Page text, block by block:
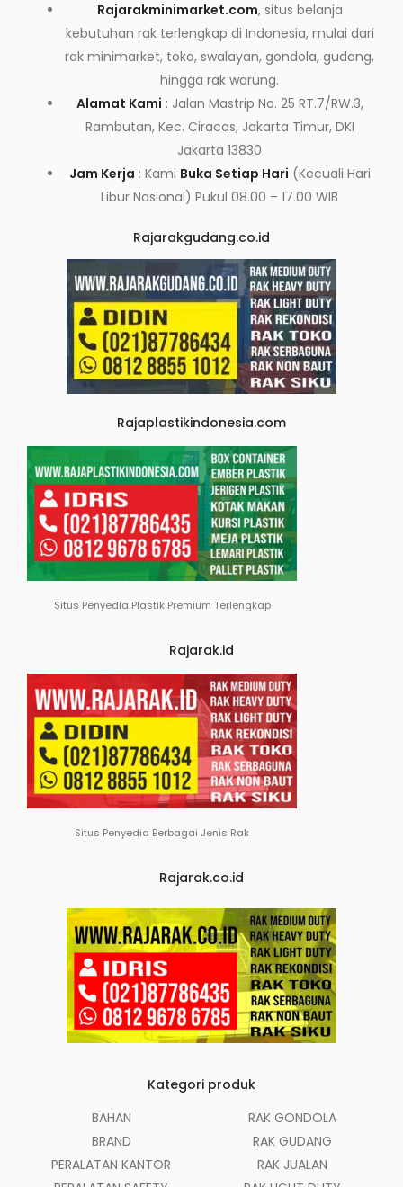
Rajarakminimarket.com, situs belanja
kebutuhan rak terlengkap di Indonesia, mulai dari
rak minimarket, toko, swalayan, gondola, gudang,
hingga rak warung.
Alamat Kami : Jalan Mastrip No. 25 RT.7/RW.3,
Rambutan, Kec. Ciracas, Jakarta Timur, DKI
Jakarta 13830
Jam Kerja : Kami Buka Setiap Hari (Kecuali Hari
Libur Nasional) Pukul 08.00 – 17.00 WIB
Rajarakgudang.co.id
Rajaplastikindonesia.com
Situs Penyedia Plastik Premium Terlengkap
Rajarak.id
Situs Penyedia Berbagai Jenis Rak
Rajarak.co.id
Kategori produk
BAHAN
BRAND
PERALATAN KANTOR
RAK GONDOLA
RAK GUDANG
RAK JUALAN